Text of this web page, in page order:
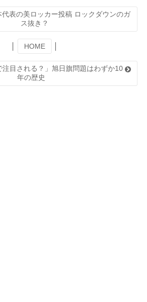
表の美ロッカー投稿 ロックダウンのガ
ス抜き？
HOME
注目される？」旭日旗問題はわずか10
年の歴史